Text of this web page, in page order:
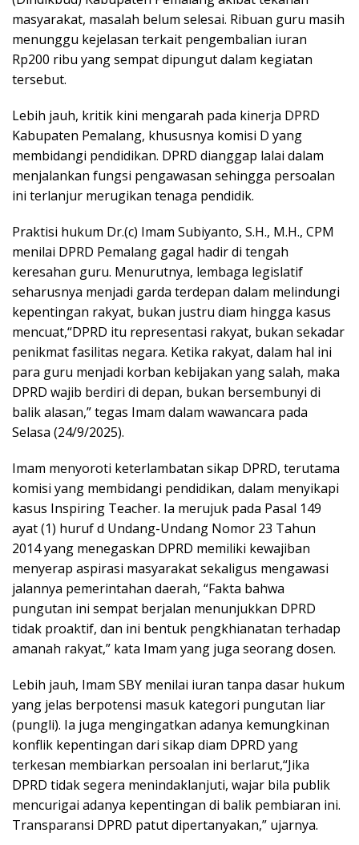
masyarakat, masalah belum selesai. Ribuan guru masih
menunggu kejelasan terkait pengembalian iuran
Rp200 ribu yang sempat dipungut dalam kegiatan
tersebut.
Lebih jauh, kritik kini mengarah pada kinerja DPRD
Kabupaten Pemalang, khususnya komisi D yang
membidangi pendidikan. DPRD dianggap lalai dalam
menjalankan fungsi pengawasan sehingga persoalan
ini terlanjur merugikan tenaga pendidik.
Praktisi hukum Dr.(c) Imam Subiyanto, S.H., M.H., CPM
menilai DPRD Pemalang gagal hadir di tengah
keresahan guru. Menurutnya, lembaga legislatif
seharusnya menjadi garda terdepan dalam melindungi
kepentingan rakyat, bukan justru diam hingga kasus
mencuat,“DPRD itu representasi rakyat, bukan sekadar
penikmat fasilitas negara. Ketika rakyat, dalam hal ini
para guru menjadi korban kebijakan yang salah, maka
DPRD wajib berdiri di depan, bukan bersembunyi di
balik alasan,” tegas Imam dalam wawancara pada
Selasa (24/9/2025).
Imam menyoroti keterlambatan sikap DPRD, terutama
komisi yang membidangi pendidikan, dalam menyikapi
kasus Inspiring Teacher. Ia merujuk pada Pasal 149
ayat (1) huruf d Undang-Undang Nomor 23 Tahun
2014 yang menegaskan DPRD memiliki kewajiban
menyerap aspirasi masyarakat sekaligus mengawasi
jalannya pemerintahan daerah, “Fakta bahwa
pungutan ini sempat berjalan menunjukkan DPRD
tidak proaktif, dan ini bentuk pengkhianatan terhadap
amanah rakyat,” kata Imam yang juga seorang dosen.
Lebih jauh, Imam SBY menilai iuran tanpa dasar hukum
yang jelas berpotensi masuk kategori pungutan liar
(pungli). Ia juga mengingatkan adanya kemungkinan
konflik kepentingan dari sikap diam DPRD yang
terkesan membiarkan persoalan ini berlarut,“Jika
DPRD tidak segera menindaklanjuti, wajar bila publik
mencurigai adanya kepentingan di balik pembiaran ini.
Transparansi DPRD patut dipertanyakan,” ujarnya.